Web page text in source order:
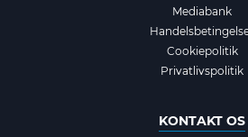
Mediabank
Cookiepolitik
Privatlivspolitik
KONTAKT OS